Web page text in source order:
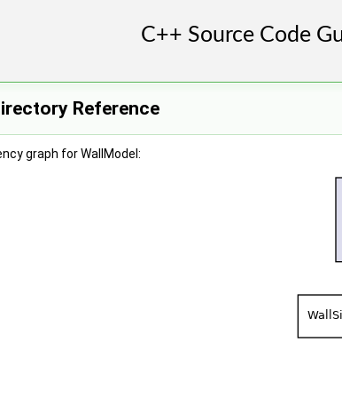
Reference
graph for WallModel: